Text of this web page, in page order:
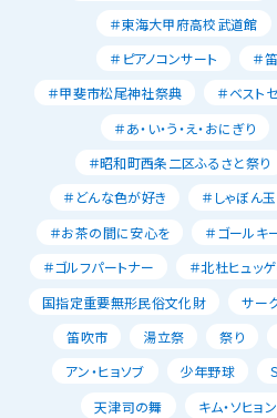
＃東海大甲府高校武道館
＃ピアノコンサート
＃
＃甲斐市松尾神社祭典
＃ベスト
＃あ・い・う・え・おにぎり
＃昭和町西条二区ふるさと祭り
＃どんな色が好き
＃しゃぼん玉
＃お茶の間に安心を
＃ゴールキ
＃ゴルフパートナー
＃北杜ヒュッ
国指定重要無形民俗文化財
サー
笛吹市
湯立祭 祭り
アン・ヒョソブ
少年野球
天津司の舞
キム・ソヒョン